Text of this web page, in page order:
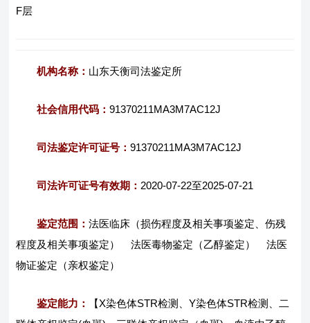
F层
机构名称： 山东天衡司法鉴定所
社会信用代码：91370211MA3M7AC12J
司法鉴定许可证号：91370211MA3M7AC12J
司法许可证号有效期： 2020-07-22至2025-07-21
鉴定范围：法医临床（损伤程度及相关事项鉴定、伤残
程度及相关事项鉴定） 法医毒物鉴定（乙醇鉴定） 法医
物证鉴定（亲权鉴定）
鉴定能力：
【X染色体STR检测、Y染色体STR检测、二